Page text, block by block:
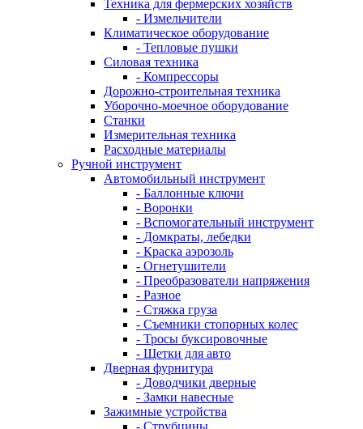
Техника для фермерских хозяйств
- Измельчители
Климатическое оборудование
- Тепловые пушки
Силовая техника
- Компрессоры
Дорожно-строительная техника
Уборочно-моечное оборудование
Станки
Измерительная техника
Расходные материалы
Ручной инструмент
Автомобильный инструмент
- Баллонные ключи
- Воронки
- Вспомогательный инструмент
- Домкраты, лебедки
- Краска аэрозоль
- Огнетушители
- Преобразователи напряжения
- Разное
- Стяжка груза
- Съемники стопорных колес
- Тросы буксировочные
- Щетки для авто
Дверная фурнитура
- Доводчики дверные
- Замки навесные
Зажимные устройства
- Струбцины